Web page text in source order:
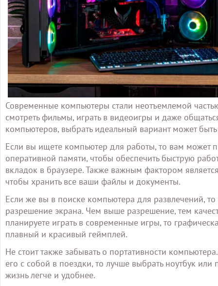
Современные компьютеры стали неотъемлемой
смотреть фильмы, играть в видеоигры и даже
компьютеров, выбрать идеальный вариант может
Если вы ищете компьютер для работы, то вам
оперативной памяти, чтобы обеспечить быструю
вкладок в браузере. Также важным фактором
чтобы хранить все ваши файлы и документы.
Если же вы в поиске компьютера для развлечений,
разрешение экрана. Чем выше разрешение, тем
планируете играть в современные игры, то
плавный и красивый геймплей.
Не стоит также забывать о портативности
его с собой в поездки, то лучше выбрать ноутбук
жизнь легче и удобнее.